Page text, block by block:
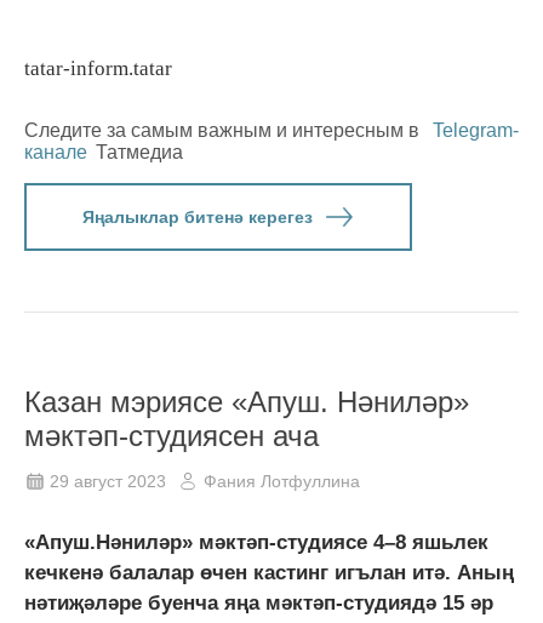
tatar-inform.tatar
Следите за самым важным и интересным в
Telegram-
канале Татмедиа
Яңалыклар битенә керегез
Казан мэриясе «Апуш. Нәниләр»
мәктәп-студиясен ача
29 август 2023 Фания Лотфуллина
«Апуш.Нәниләр» мәктәп-студиясе 4–8 яшьлек
кечкенә балалар өчен кастинг игълан итә. Аның
нәтиҗәләре буенча яңа мәктәп-студиядә 15 әр